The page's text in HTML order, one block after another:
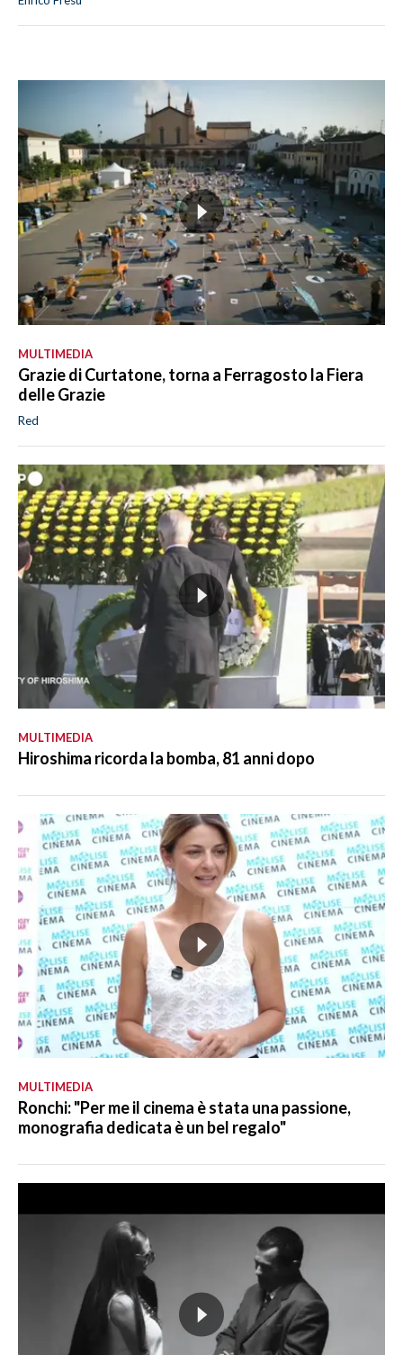
MULTIMEDIA
Grazie di Curtatone, torna a Ferragosto la Fiera
delle Grazie
Red
MULTIMEDIA
Hiroshima ricorda la bomba, 81 anni dopo
MULTIMEDIA
Ronchi: "Per me il cinema è stata una passione,
monografia dedicata è un bel regalo"